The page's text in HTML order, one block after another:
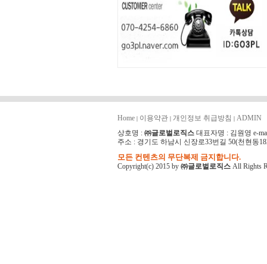
Home| 이용약관| 개인정보 취급방침 | ADMIN
상호명 : ㈜글로벌로직스 대표자명 : 김원영 e-
주소 : 경기도 하남시 신장로33번길 50(천현동
모든 컨텐츠의 무단복제 금지합니다.
Copyright(c) 2015 by ㈜글로벌로직스All Rights